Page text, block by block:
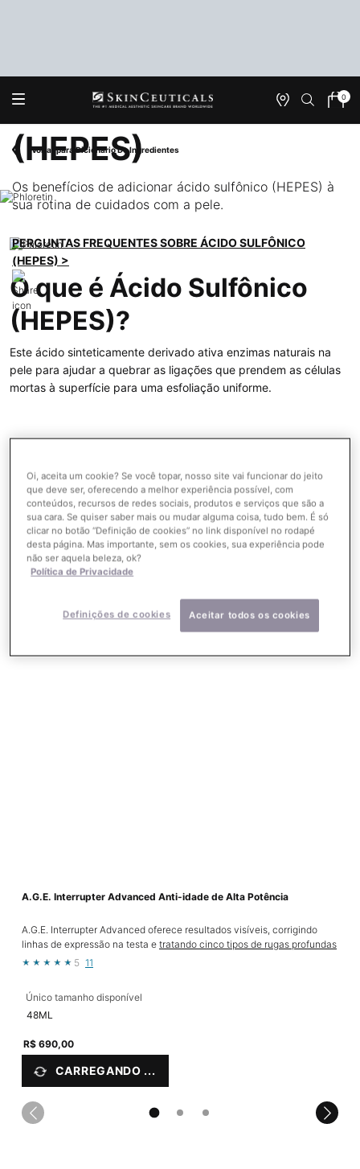
Onde
Meu
0
0
Main content
Voltar para Dicionário De Ingredientes
Ácido Sulfônico
(HEPES)
Os benefícios de adicionar ácido sulfônico (HEPES) à
sua rotina de cuidados com a pele.
PERGUNTAS FREQUENTES SOBRE ÁCIDO SULFÔNICO
(HEPES) >
O que é Ácido Sulfônico
(HEPES)?
Este ácido sinteticamente derivado ativa enzimas naturais na
pele para ajudar a quebrar as ligações que prendem as células
mortas à superfície para uma esfoliação uniforme.
Produtos com Ácido
Sulfônico (HEPES)
MAIS VENDIDOS
A.G.E. Interrupter Advanced Anti-idade de Alta Potência
A.G.E. Interrupter Advanced oferece resultados visíveis, corrigindo
linhas de expressão na testa e tratando cinco tipos de rugas profundas
5 11
Único tamanho disponível
48ML
R$ 690,00
CARREGANDO ...
Oi, aceita um cookie? Se você topar, nosso site vai funcionar do jeito
que deve ser, oferecendo a melhor experiência possível, com
conteúdos, recursos de redes sociais, produtos e serviços que são a
sua cara. Se quiser saber mais ou mudar alguma coisa, tudo bem. É só
clicar no botão “Definição de cookies” no link disponível no rodapé
desta página. Mas importante, sem os cookies, sua experiência pode
não ser aquela beleza, ok?
Política de Privacidade
Definições de cookies Aceitar todos os cookies